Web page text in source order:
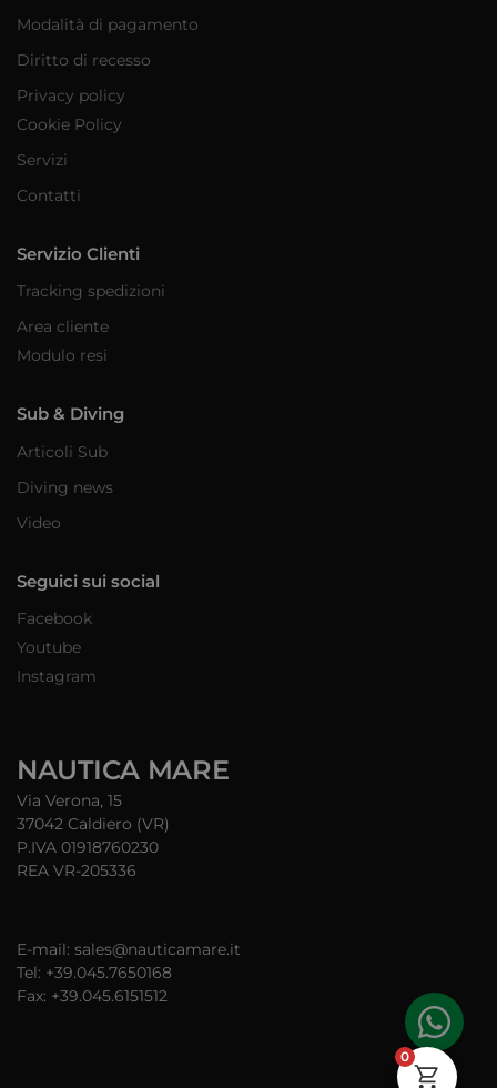
Modalità di pagamento
Diritto di recesso
Privacy policy
Cookie Policy
Servizi
Contatti
Servizio Clienti
Tracking spedizioni
Area cliente
Modulo resi
Sub & Diving
Articoli Sub
Diving news
Video
Seguici sui social
Facebook
Youtube
Instagram
NAUTICA MARE
Via Verona, 15
37042 Caldiero (VR)
P.IVA 01918760230
REA VR-205336
E-mail: sales@nauticamare.it
Tel: +39.045.7650168
Fax: +39.045.6151512
0